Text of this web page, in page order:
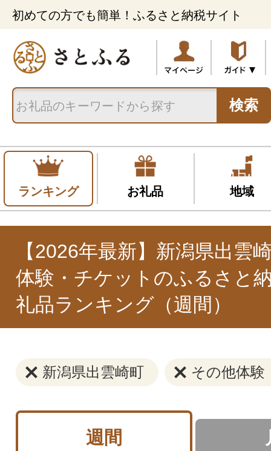
初めての方でも簡単！ふるさと納税サイト
検索
ランキング お礼品 地域
【2026年最新】新潟県出雲
体験・チケットのふるさと
礼品ランキング（週間）
新潟県出雲崎町 その他体験
週間